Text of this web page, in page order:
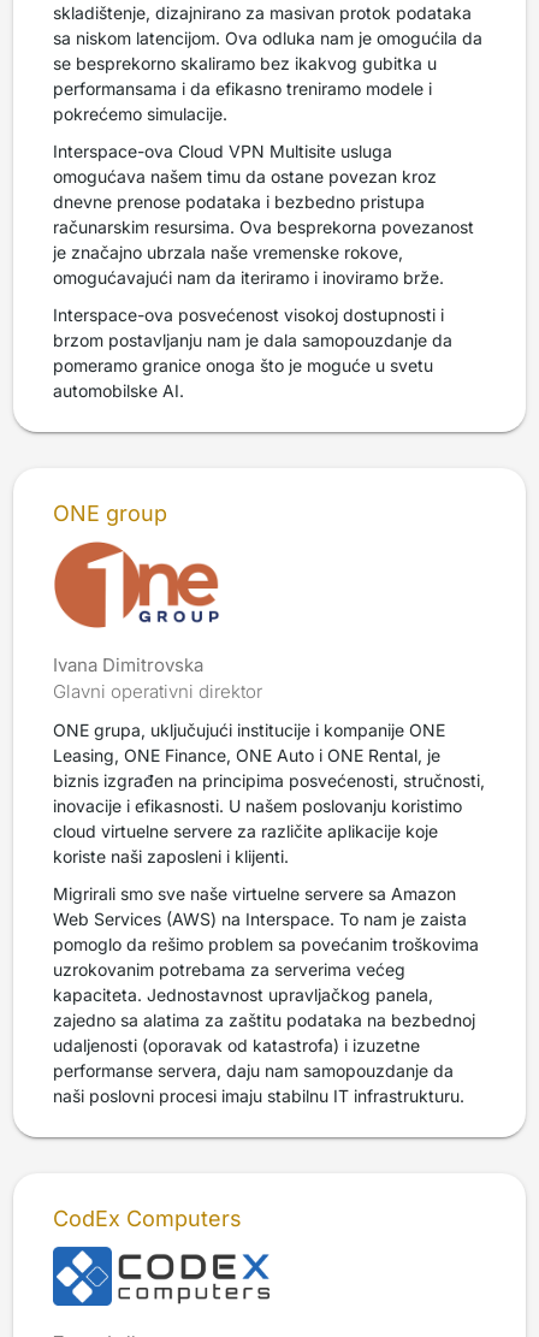
skladištenje, dizajnirano za masivan protok podataka
sa niskom latencijom. Ova odluka nam je omogućila da
se besprekorno skaliramo bez ikakvog gubitka u
performansama i da efikasno treniramo modele i
pokrećemo simulacije.
Interspace-ova Cloud VPN Multisite usluga
omogućava našem timu da ostane povezan kroz
dnevne prenose podataka i bezbedno pristupa
računarskim resursima. Ova besprekorna povezanost
je značajno ubrzala naše vremenske rokove,
omogućavajući nam da iteriramo i inoviramo brže.
Interspace-ova posvećenost visokoj dostupnosti i
brzom postavljanju nam je dala samopouzdanje da
pomeramo granice onoga što je moguće u svetu
automobilske AI.
ONE group
Ivana Dimitrovska
Glavni operativni direktor
ONE grupa, uključujući institucije i kompanije ONE
Leasing, ONE Finance, ONE Auto i ONE Rental, je
biznis izgrađen na principima posvećenosti, stručnosti,
inovacije i efikasnosti. U našem poslovanju koristimo
cloud virtuelne servere za različite aplikacije koje
koriste naši zaposleni i klijenti.
Migrirali smo sve naše virtuelne servere sa Amazon
Web Services (AWS) na Interspace. To nam je zaista
pomoglo da rešimo problem sa povećanim troškovima
uzrokovanim potrebama za serverima većeg
kapaciteta. Jednostavnost upravljačkog panela,
zajedno sa alatima za zaštitu podataka na bezbednoj
udaljenosti (oporavak od katastrofa) i izuzetne
performanse servera, daju nam samopouzdanje da
naši poslovni procesi imaju stabilnu IT infrastrukturu.
CodEx Computers